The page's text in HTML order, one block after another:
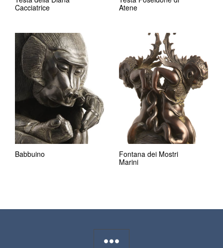
Cacciatrice
Atene
Babbuino
Fontana dei Mostri
Marini